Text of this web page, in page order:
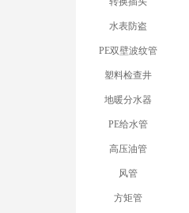
水表防盗
PE双壁波纹管
塑料检查井
地暖分水器
PE给水管
高压油管
风管
方矩管